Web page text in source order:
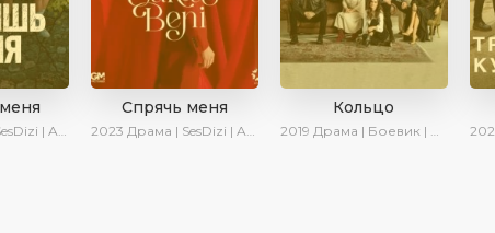
| Turok1990
Спрячь меня
2023 Драма | SesDizi | AveTurk | AlisaDirilis | Сериалы 2023
Кольцо
2019 Драма | Боевик | Криминал